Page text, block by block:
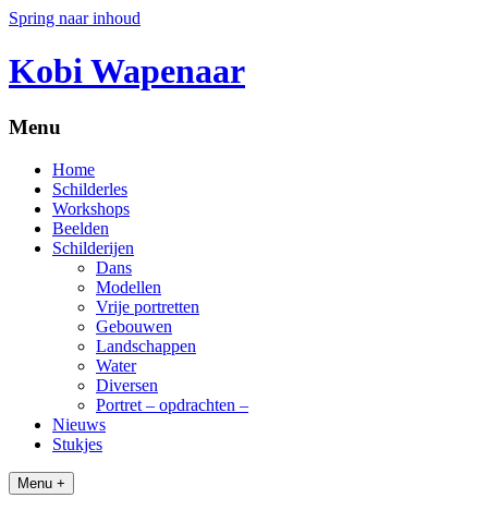
Spring naar inhoud
Kobi Wapenaar
Menu
Home
Schilderles
Workshops
Beelden
Schilderijen
Dans
Modellen
Vrije portretten
Gebouwen
Landschappen
Water
Diversen
Portret – opdrachten –
Nieuws
Stukjes
Menu +